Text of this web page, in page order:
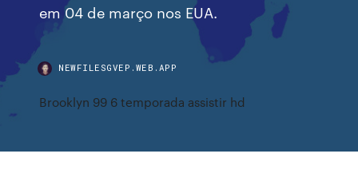
em 04 de março nos EUA.
NEWFILESGVEP.WEB.APP
Brooklyn 99 6 temporada assistir hd